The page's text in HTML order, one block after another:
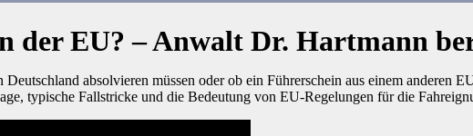
der EU? – Anwalt Dr. Hartmann
absolvieren müssen oder ob ein Führerschein aus einem anderen
typische Fallstricke und die Bedeutung von EU-Regelungen für die